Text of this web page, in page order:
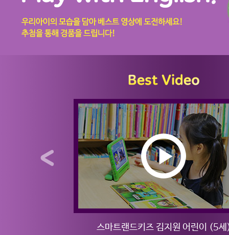
스마트랜드키즈 김지원 어린이 (5